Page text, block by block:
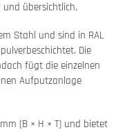
übersichtlich.
Stahl und sind in RAL
Die
fügt die einzelnen
Aufputzanlage
(B × H × T) und bietet